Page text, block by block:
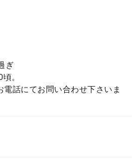
ぎ
。
電話にてお問い合わせ下さいま